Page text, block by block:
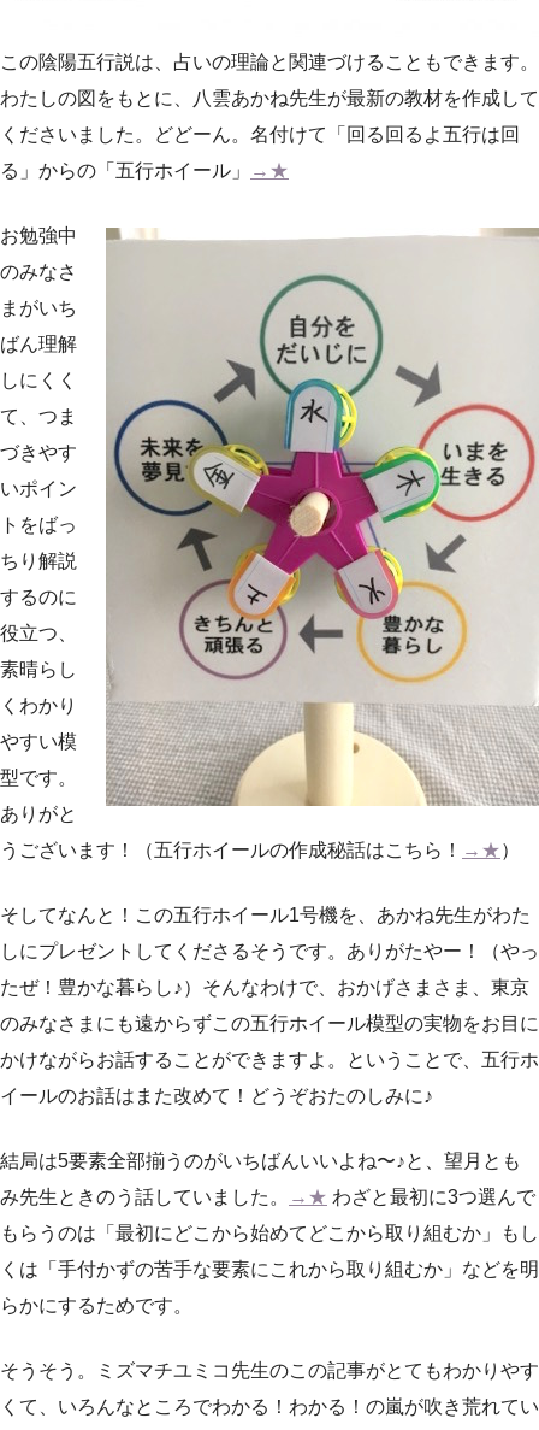
この陰陽五行説は、占いの理論と関連づけることもできます。
わたしの図をもとに、八雲あかね先生が最新の教材を作成して
くださいました。どどーん。名付けて「回る回るよ五行は回
る」からの「五行ホイール」
→★
お勉強中
のみなさ
まがいち
ばん理解
しにくく
て、つま
づきやす
いポイン
トをばっ
ちり解説
するのに
役立つ、
素晴らし
くわかり
やすい模
型です。
ありがと
うございます！（五行ホイールの作成秘話はこちら！ →★）
そしてなんと！この五行ホイール1号機を、あかね先生がわた
しにプレゼントしてくださるそうです。ありがたやー！（やっ
たぜ！豊かな暮らし♪）そんなわけで、おかげさまさま、東京
のみなさまにも遠からずこの五行ホイール模型の実物をお目に
かけながらお話することができますよ。ということで、五行ホ
イールのお話はまた改めて！どうぞおたのしみに♪
結局は5要素全部揃うのがいちばんいいよね〜♪と、望月とも
み先生ときのう話していました。
→★ わざと最初に3つ選んで
もらうのは「最初にどこから始めてどこから取り組むか」もし
くは「手付かずの苦手な要素にこれから取り組むか」などを明
らかにするためです。
そうそう。ミズマチユミコ先生のこの記事がとてもわかりやす
くて、いろんなところでわかる！わかる！の嵐が吹き荒れてい